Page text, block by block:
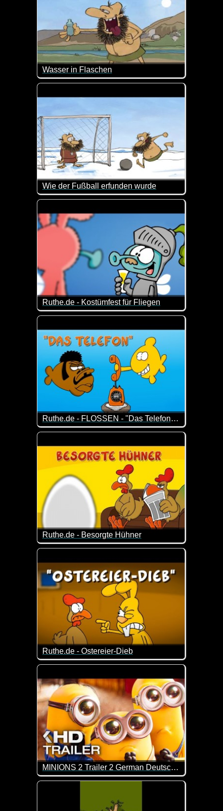
Wasser in Flaschen
Da dachte er doch, dass das Wasser aus der
Wie der Fußball erfunden wurde
Wie der Fußball von einem prähistorischen Messi
Ruthe.de - Kostümfest für Fliegen
Man muss kurz über die Pointe nachdenken :-)
Ruthe.de - FLOSSEN - "Das Telefon" (Folge 15)
Episode 15 der Serie um zwei Dudes mit Kiemen
Ruthe.de - Besorgte Hühner
Tja, das sind die Sorgen von Hühnern. Die
Ruthe.de - Ostereier-Dieb
Wo sind nur die Eier geblieben? ;-)
MINIONS 2 Trailer 2 German Deutsch (2022)
Mit den Minions ist immer viel los ;-)